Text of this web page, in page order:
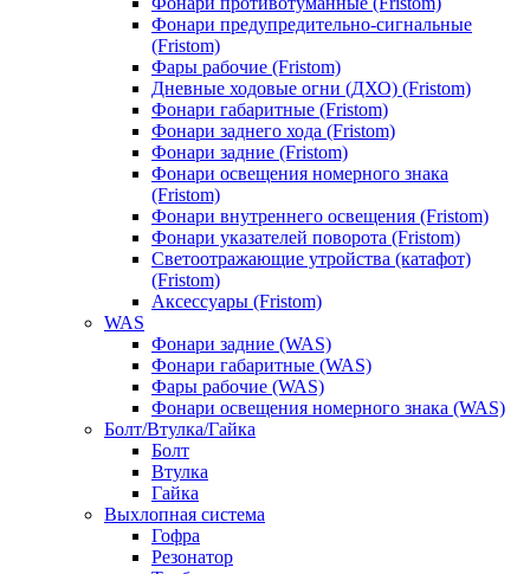
Фонари предупредительно-сигнальные
(Fristom)
Фары рабочие (Fristom)
Дневные ходовые огни (ДХО) (Fristom)
Фонари габаритные (Fristom)
Фонари заднего хода (Fristom)
Фонари задние (Fristom)
Фонари освещения номерного знака
(Fristom)
Фонари внутреннего освещения (Fristom)
Фонари указателей поворота (Fristom)
Светоотражающие утройства (катафот)
(Fristom)
Аксессуары (Fristom)
WAS
Фонари задние (WAS)
Фонари габаритные (WAS)
Фары рабочие (WAS)
Фонари освещения номерного знака (WAS)
Болт/Втулка/Гайка
Болт
Втулка
Гайка
Выхлопная система
Гофра
Резонатор